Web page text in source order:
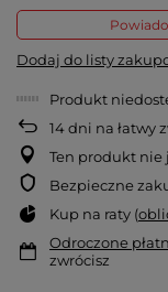
Dodaj do listy
Produkt
14dni na łatwy
Ten produkt nie
Bezpieczne
Kup na raty (
Odroczone
zwrócisz